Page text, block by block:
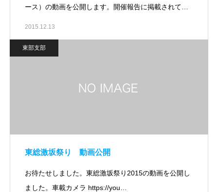
ース）の動画を公開します。開催報告に掲載されて…
2015.12.13
東部支部
東総激坂祭り 動画公開
お待たせしました。東総激坂祭り2015の動画を公開し
ました。車載カメラ https://you…